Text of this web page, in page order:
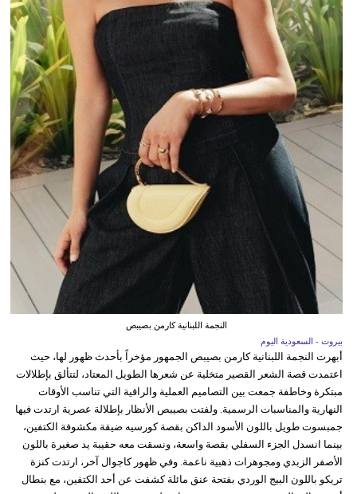
النجمة اللبنانية كارمن بصيبص
بيروت - السعودية اليوم
أبهرت النجمة اللبنانية كارمن بصيبص الجمهور مؤخراً بأحدث ظهور لها، حيث
اعتمدت قصة الشعر القصير متخلية عن شعرها الطويل المعتاد، لتتألق بإطلالات
مبتكرة وخاطفة جمعت بين التصاميم العملية والراقية التي تناسب الأوقات
النهارية والمناسبات الرسمية. ولفتت بصيبص الأنظار بإطلالة عصرية ارتدت فيها
جمبسوت طويل باللون الأسود الداكن بقصة كورسيه ضيقة مكشوفة الكتفين،
بينما انسدل الجزء السفلي بقصة واسعة، ونسقت معه حقيبة يد صغيرة باللون
الأصفر الزبدي ومجوهرات ذهبية ناعمة. وفي ظهور كاجوال آخر، ارتدت كنزة
تريكو باللون البيج الوردي بفتحة عنق مائلة كشفت عن أحد الكتفين، مع بنطال